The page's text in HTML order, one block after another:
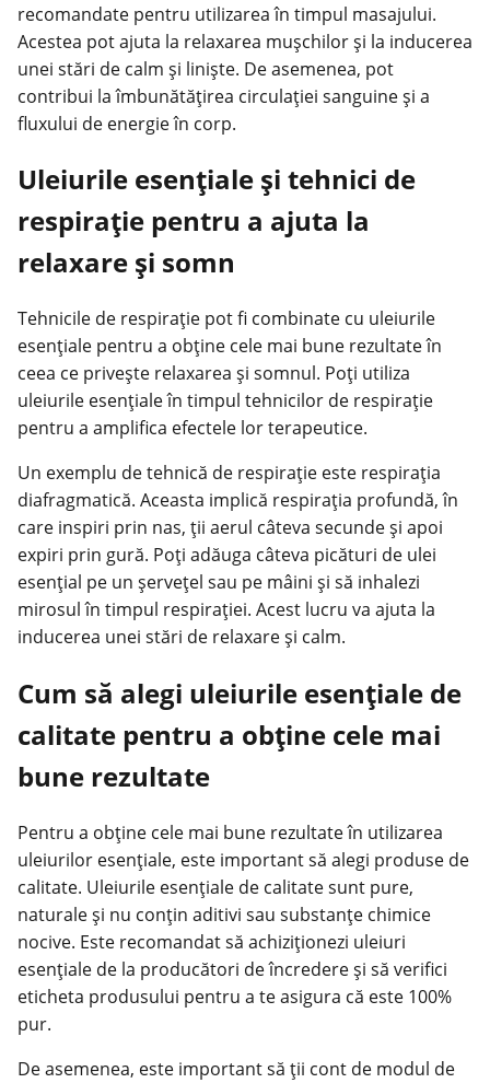
recomandate pentru utilizarea în timpul masajului.
Acestea pot ajuta la relaxarea mușchilor și la inducerea
unei stări de calm și liniște. De asemenea, pot
contribui la îmbunătățirea circulației sanguine și a
fluxului de energie în corp.
Uleiurile esențiale și tehnici de
respirație pentru a ajuta la
relaxare și somn
Tehnicile de respirație pot fi combinate cu uleiurile
esențiale pentru a obține cele mai bune rezultate în
ceea ce privește relaxarea și somnul. Poți utiliza
uleiurile esențiale în timpul tehnicilor de respirație
pentru a amplifica efectele lor terapeutice.
Un exemplu de tehnică de respirație este respirația
diafragmatică. Aceasta implică respirația profundă, în
care inspiri prin nas, ții aerul câteva secunde și apoi
expiri prin gură. Poți adăuga câteva picături de ulei
esențial pe un șervețel sau pe mâini și să inhalezi
mirosul în timpul respirației. Acest lucru va ajuta la
inducerea unei stări de relaxare și calm.
Cum să alegi uleiurile esențiale de
calitate pentru a obține cele mai
bune rezultate
Pentru a obține cele mai bune rezultate în utilizarea
uleiurilor esențiale, este important să alegi produse de
calitate. Uleiurile esențiale de calitate sunt pure,
naturale și nu conțin aditivi sau substanțe chimice
nocive. Este recomandat să achiziționezi uleiuri
esențiale de la producători de încredere și să verifici
eticheta produsului pentru a te asigura că este 100%
pur.
De asemenea, este important să ții cont de modul de